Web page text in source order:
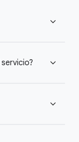
expand_more
expand_more
expand_more